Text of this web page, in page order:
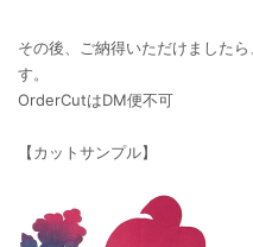
その後、ご納得いただけました
す。
OrderCutはDM便不可
【カットサンプル】